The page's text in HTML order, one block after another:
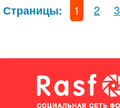
Страницы: 1 2 3